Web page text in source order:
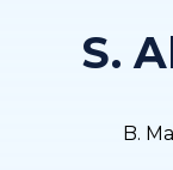
S.
B.